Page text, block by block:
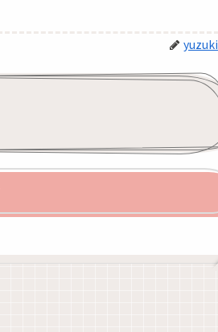
yuzuki